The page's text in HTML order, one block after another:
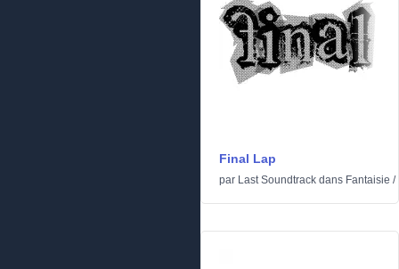
Final Lap
par Last Soundtrack dans Fantaisie /